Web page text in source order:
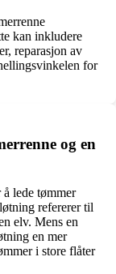
kan inkludere
reparasjon av
for
og en
lede tømmer
refererer til
elv. Mens en
en mer
i store flåter